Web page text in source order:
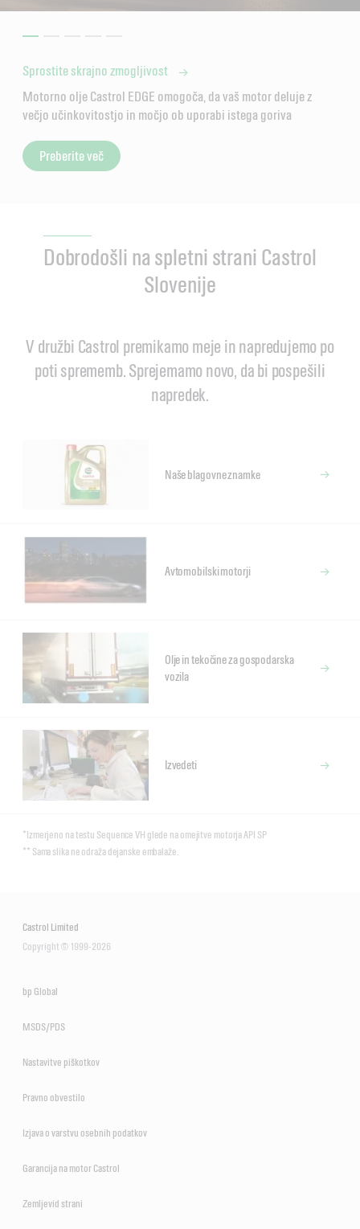
Sprostite skrajno zmogljivost
Motorno olje Castrol EDGE omogoča, da vaš motor deluje z
večjo učinkovitostjo in močjo ob uporabi istega goriva
Preberite več
Dobrodošli na spletni strani Castrol
Slovenije
V družbi Castrol premikamo meje in napredujemo po
poti sprememb. Sprejemamo novo, da bi pospešili
napredek.
Naše blagovne znamke
Avtomobilski motorji
Olje in tekočine za gospodarska
vozila
Izvedeti
*Izmerjeno na testu Sequence VH glede na omejitve motorja API SP
** Sama slika ne odraža dejanske embalaže.
Castrol Limited
Copyright © 1999-2026
bp Global
MSDS/PDS
Nastavitve piškotkov
Pravno obvestilo
Izjava o varstvu osebnih podatkov
Garancija na motor Castrol
Zemljevid strani